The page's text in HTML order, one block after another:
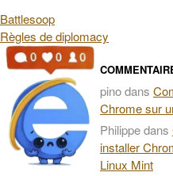
Battlesoop
Règles de diplomacy
pinodans
Chrome sur
Philippedans
installer
Linux Mint